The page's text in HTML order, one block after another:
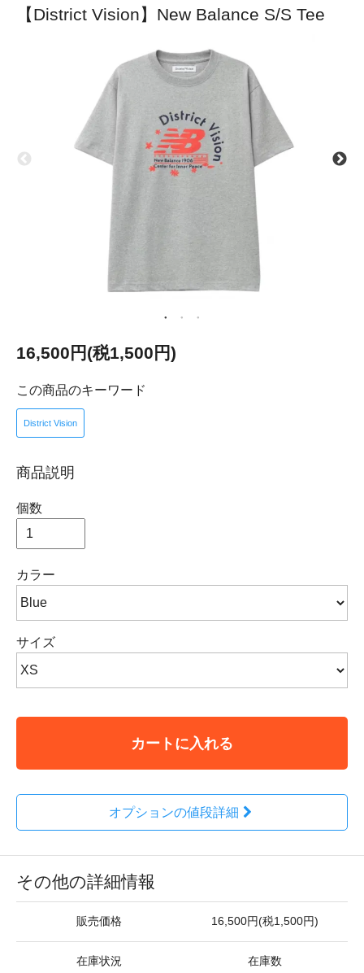
【District Vision】New Balance S/S Tee
16,500円(税1,500円)
この商品のキーワード
District Vision
商品説明
個数
カラー
サイズ
カートに入れる
オプションの値段詳細
その他の詳細情報
販売価格 16,500円(税1,500円)
在庫状況 在庫数